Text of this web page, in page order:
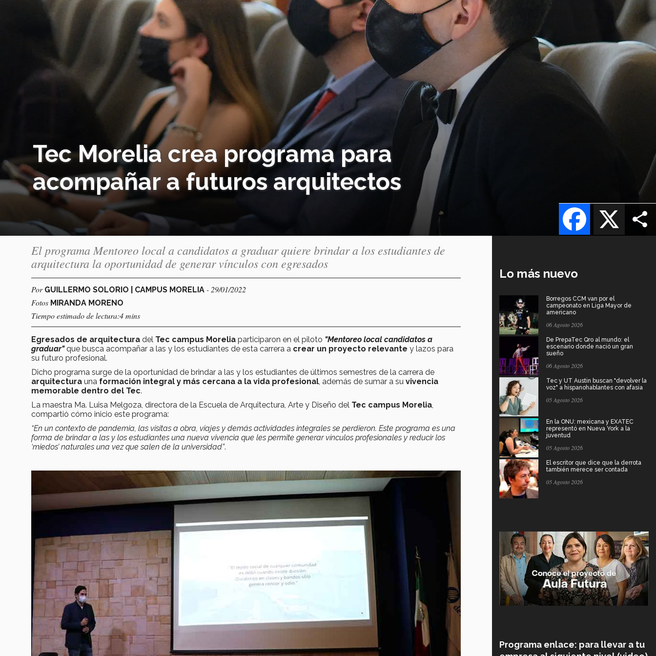
Tec Morelia crea programa para
acompañar a futuros arquitectos
X
Facebook
El programa Mentoreo local a candidatos a graduar quiere brindar a los estudiantes de
arquitectura la oportunidad de generar vínculos con egresados
Por GUILLERMO SOLORIO | CAMPUS MORELIA - 29/01/2022
Fotos MIRANDA MORENO
Tiempo estimado de lectura:4 mins
Egresados de arquitectura del Tec campus Morelia participaron en el piloto "Mentoreo local candidatos a
graduar"que busca acompañar a las y los estudiantes de esta carrera a crear un proyecto relevante y lazos para
su futuro profesional.
Dicho programa surge de la oportunidad de brindar a las y los estudiantes de últimos semestres de la carrera de
arquitectura una formación integral y más cercana a la vida profesional , además de sumar a su vivencia
memorable dentro del Tec.
La maestra Ma. Luisa Melgoza, directora de la Escuela de Arquitectura, Arte y Diseño del Tec campus Morelia
compartió cómo inicio este programa:
“En un contexto de pandemia, las visitas a obra, viajes y demás actividades integrales se perdieron. Este programa es una
forma de brindar a las y los estudiantes una nueva vivencia que les permite generar vínculos profesionales y reducir los
‘miedos’ naturales una vez que salen de la universidad”.
Lo más nuevo
Borregos CCM van por el
campeonato en Liga Mayor de
americano
06 Agosto 2026
De PrepaTec Qro al mundo: el
escenario donde nació un gran
sueño
06 Agosto 2026
Tec y UT Austin buscan "devolver la
voz" a hispanohablantes con afasia
05 Agosto 2026
En la ONU: mexicana y EXATEC
representó en Nueva York a la
juventud
05 Agosto 2026
El escritor que dice que la derrota
también merece ser contada
05 Agosto 2026
Programa enlace: para llevar a tu